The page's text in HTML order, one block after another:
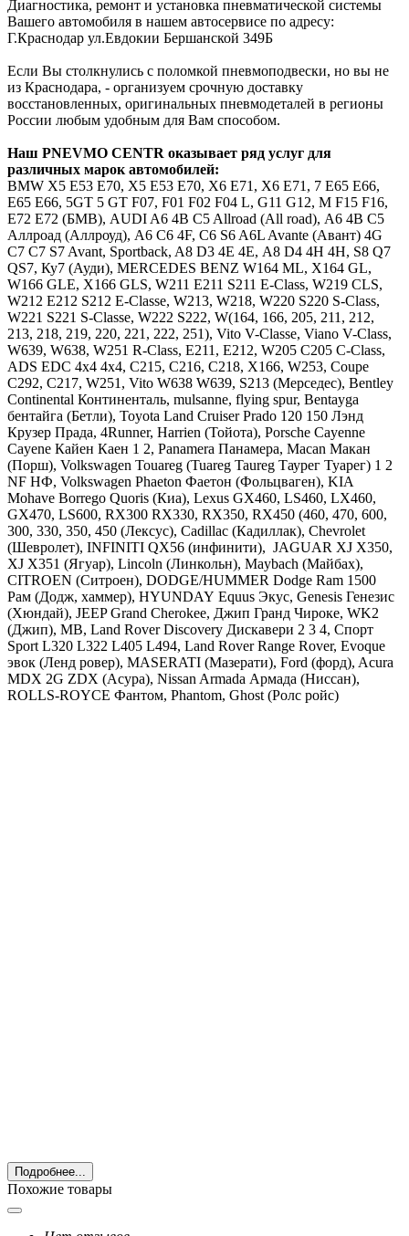
Диагностика, ремонт и установка пневматической системы
Вашего автомобиля в нашем автосервисе по адресу:
Г.Краснодар ул.Евдокии Бершанской 349Б
Если Вы столкнулись с поломкой пневмоподвески, но вы не
из Краснодара, - организуем срочную доставку
восстановленных, оригинальных пневмодеталей в регионы
России любым удобным для Вам способом.
Наш PNEVMO CENTR оказывает ряд услуг для
различных марок автомобилей:
BMW Х5 E53 E70, X5 Е53 Е70, Х6 E71, X6 Е71, 7 E65 E66,
Е65 Е66, 5GT 5 GT F07, F01 F02 F04 L, G11 G12, M F15 F16,
E72 Е72 (БМВ), AUDI A6 4B C5 Allroad (All road), А6 4В С5
Аллроад (Аллроуд), A6 C6 4F, С6 S6 A6L Avante (Авант) 4G
C7 С7 S7 Avant, Sportback, A8 D3 4E 4Е, А8 D4 4H 4Н, S8 Q7
QS7, Ку7 (Ауди), MERCEDES BENZ W164 ML, X164 GL,
W166 GLE, X166 GLS, W211 E211 S211 E-Class, W219 CLS,
W212 E212 S212 E-Classe, W213, W218, W220 S220 S-Class,
W221 S221 S-Classe, W222 S222, W(164, 166, 205, 211, 212,
213, 218, 219, 220, 221, 222, 251), Vito V-Classe, Viano V-Class,
W639, W638, W251 R-Class, Е211, Е212, W205 C205 C-Class,
ADS EDC 4x4 4х4, C215, C216, C218, X166, W253, Coupe
C292, C217, W251, Vito W638 W639, S213 (Мерседес), Bentley
Continental Континенталь, mulsanne, flying spur, Bentayga
бентайга (Бетли), Toyota Land Cruiser Prado 120 150 Лэнд
Крузер Прада, 4Runner, Harrien (Тойота), Porsche Cayenne
Cayene Кайен Каен 1 2, Panamera Панамера, Macan Макан
(Порш), Volkswagen Touareg (Tuareg Taureg Таурег Туарег) 1 2
NF НФ, Volkswagen Phaeton Фаетон (Фольцваген), KIA
Mohave Borrego Quoris (Киа), Lexus GX460, LS460, LX460,
GX470, LS600, RX300 RX330, RX350, RX450 (460, 470, 600,
300, 330, 350, 450 (Лексус), Cadillac (Кадиллак), Сhevrolet
(Шевролет), INFINITI QX56 (инфинити), JAGUAR XJ X350,
XJ X351 (Ягуар), Lincoln (Линкольн), Maybach (Майбах),
CITROEN (Ситроен), DODGE/HUMMER Dodge Ram 1500
Рам (Додж, хаммер), HYUNDAY Equus Экус, Genesis Генезис
(Хюндай), JEEP Grand Cherokee, Джип Гранд Чироке, WK2
(Джип), MB, Land Rover Discovery Дискавери 2 3 4, Спорт
Sport L320 L322 L405 L494, Land Rover Range Rover, Evoque
эвок (Ленд ровер), MASERATI (Мазерати), Ford (форд), Acura
MDX 2G ZDX (Асура), Nissan Armada Армада (Ниссан),
ROLLS-ROYCE Фантом, Phantom, Ghost (Ролс ройс)
Подробнее...
Похожие товары